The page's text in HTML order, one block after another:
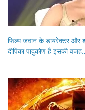
फिल्म जवान के डायरेक्टर और
दीपिका पादुकोण है इसकी